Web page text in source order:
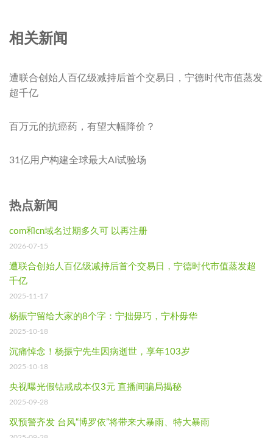
相关新闻
遭联合创始人百亿级减持后首个交易日，宁德时代市值蒸发
超千亿
百万元的抗癌药，有望大幅降价？
31亿用户构建全球最大AI试验场
热点新闻
com和cn域名过期多久可 以再注册
2026-07-15
遭联合创始人百亿级减持后首个交易日，宁德时代市值蒸发超
千亿
2025-11-17
杨振宁留给大家的8个字：宁拙毋巧，宁朴毋华
2025-10-18
沉痛悼念！杨振宁先生因病逝世，享年103岁
2025-10-18
央视曝光假钻戒成本仅3元 直播间骗局揭秘
2025-09-28
双预警齐发 台风“博罗依”将带来大暴雨、特大暴雨